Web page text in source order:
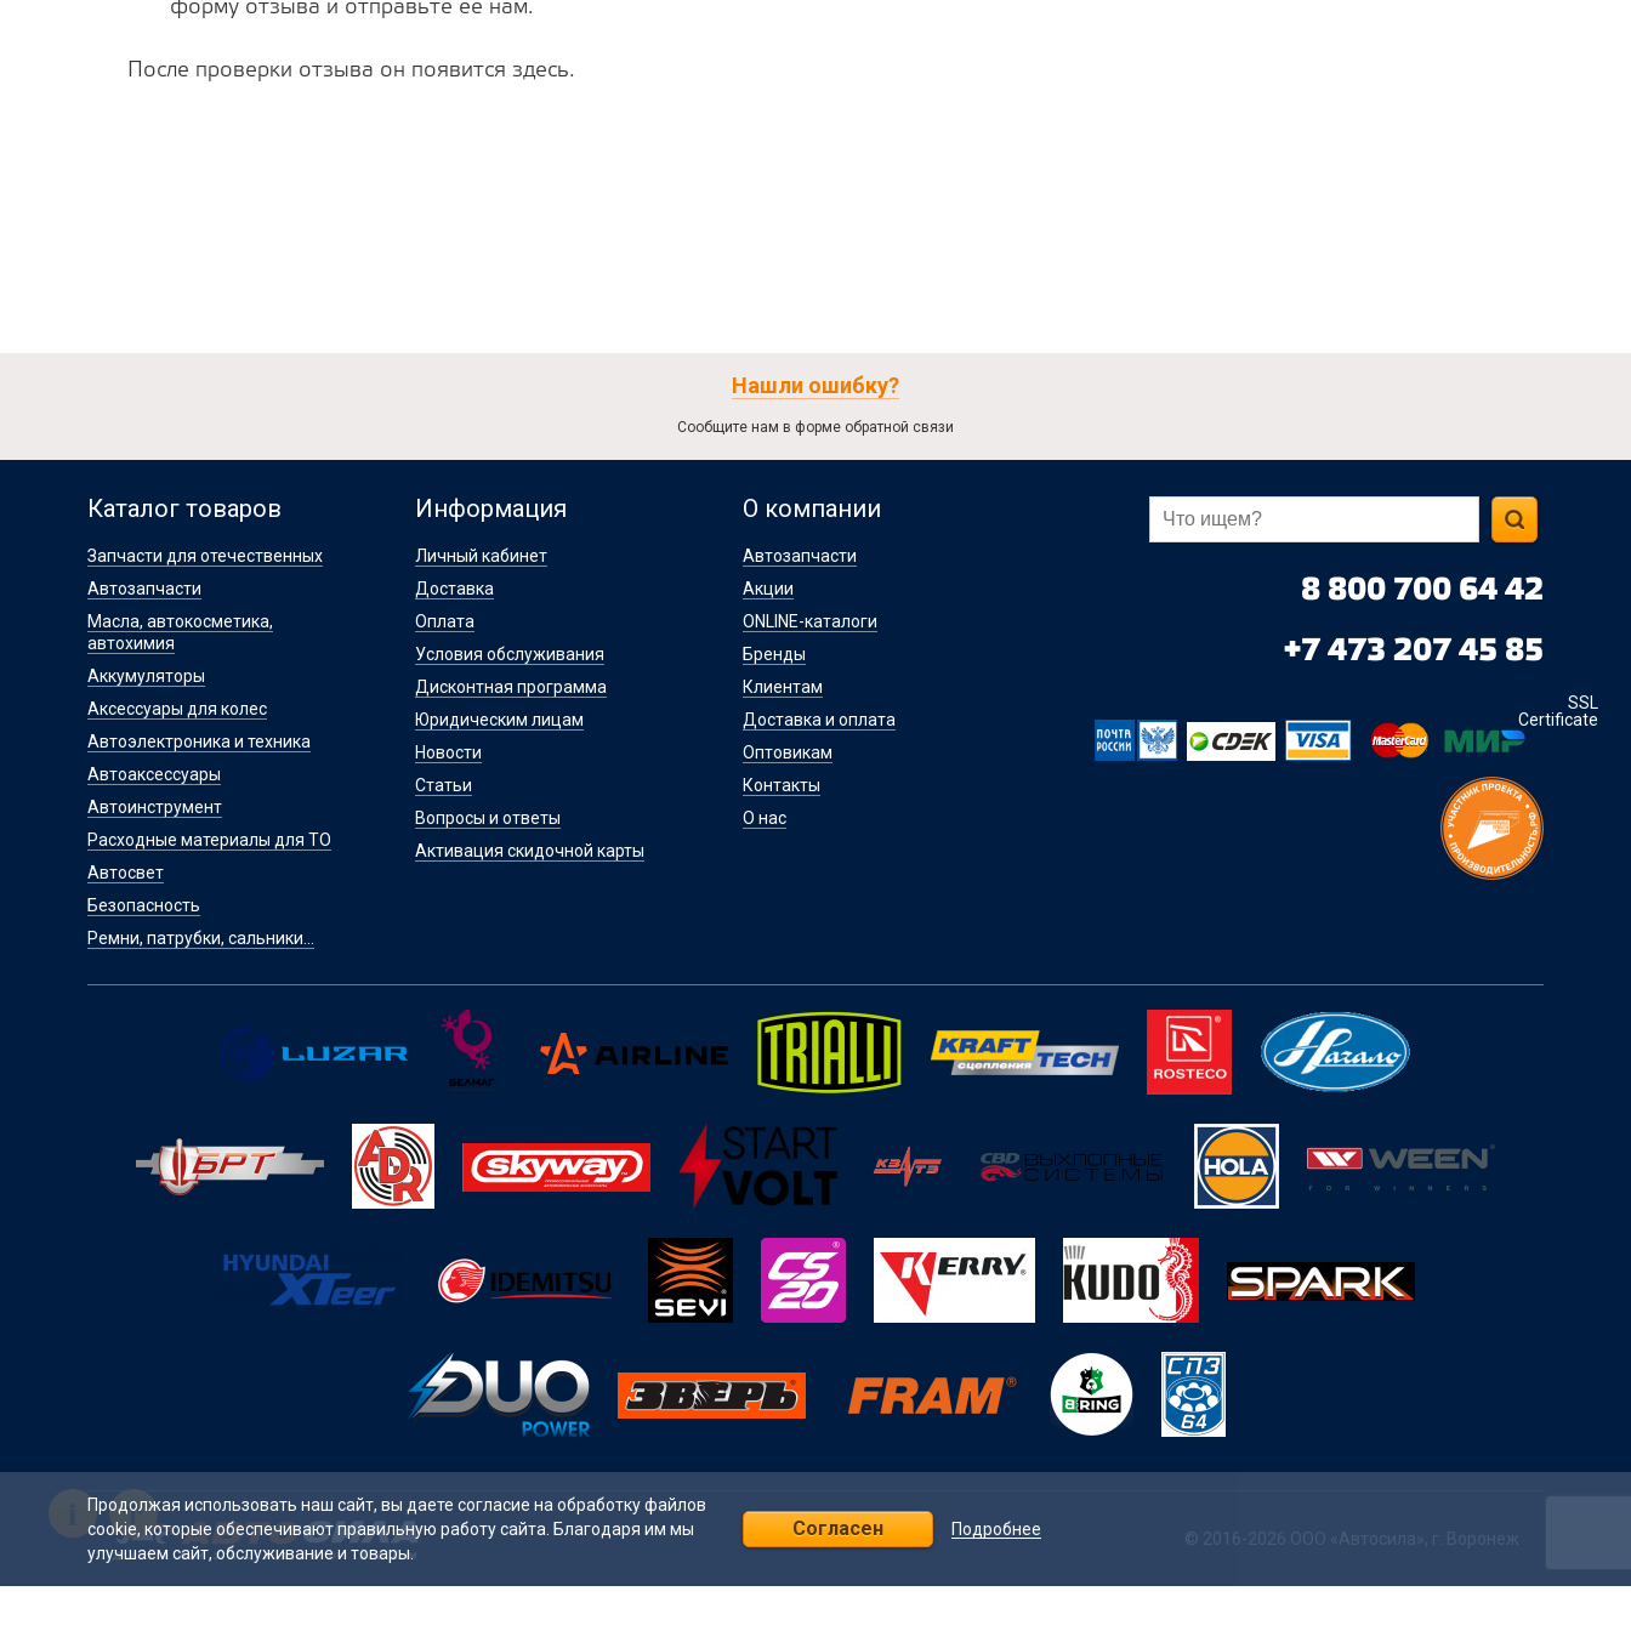
форму отзыва и отправьте ее нам.
После проверки отзыва он появится здесь.
Нашли ошибку?
Сообщите нам в форме обратной связи
Каталог товаров
Запчасти для отечественных
Автозапчасти
Масла, автокосметика,
автохимия
Аккумуляторы
Аксессуары для колес
Автоэлектроника и техника
Автоаксессуары
Автоинструмент
Расходные материалы для ТО
Автосвет
Безопасность
Ремни, патрубки, сальники...
Информация
Личный кабинет
Доставка
Оплата
Условия обслуживания
Дисконтная программа
Юридическим лицам
Новости
Статьи
Вопросы и ответы
Активация скидочной карты
О компании
Автозапчасти
Акции
ONLINE-каталоги
Бренды
Клиентам
Доставка и оплата
Оптовикам
Контакты
О нас
8 800 700 64 42
+7 473 207 45 85
SSL
Certificate
© 2016-2026 ООО «Автосила», г. Воронеж
Продолжая использовать наш сайт, вы даете согласие на обработку файлов
cookie, которые обеспечивают правильную работу сайта. Благодаря им мы
улучшаем сайт, обслуживание и товары.
Согласен Подробнее